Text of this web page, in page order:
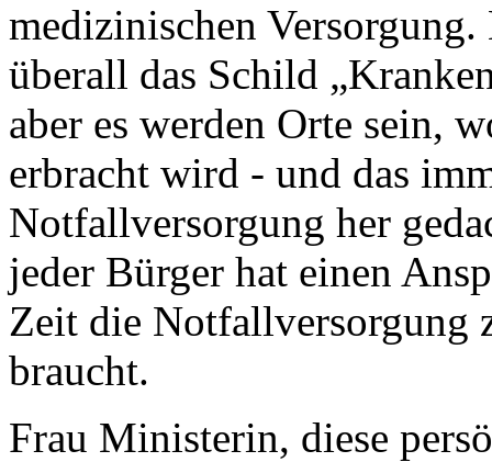
medizinischen
überall das Schild
aber es werden Orte sein,
erbracht wird - und das
Notfallversorgung her
jeder Bürger hat einen
Zeit die Notfallversorgung
braucht.
Frau Ministerin, diese